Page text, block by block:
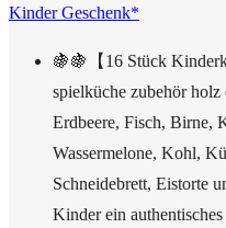
Kinder Geschenk*
🍇🍇【16 Stück
spielküche zubehör holz
Erdbeere, Fisch, Birne,
Wassermelone, Kohl,
Schneidebrett, Eistorte
Kinder ein